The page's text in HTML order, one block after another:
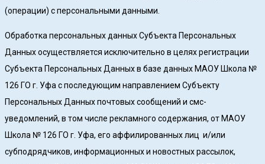
(операции) с персональными данными.
Обработка персональных данных Субъекта Персональных
Данных осуществляется исключительно в целях регистрации
Субъекта Персональных Данных в базе данных МАОУ Школа №
126 ГО г. Уфа с последующим направлением Субъекту
Персональных Данных почтовых сообщений и смс-
уведомлений, в том числе рекламного содержания, от МАОУ
Школа № 126 ГО г. Уфа, его аффилированных лиц и/или
субподрядчиков, информационных и новостных рассылок,